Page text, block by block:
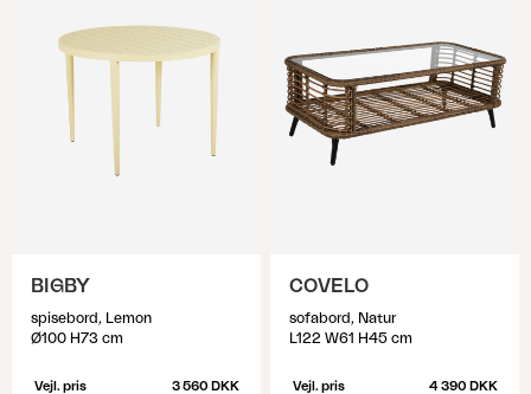
BIGBY
spisebord, Lemon
Ø100 H73 cm
Vejl. pris 3 560 DKK
COVELO
sofabord, Natur
L122 W61 H45 cm
Vejl. pris 4 390 DKK